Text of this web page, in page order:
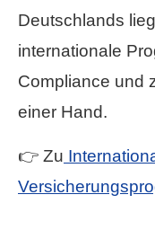
Deutschlands
internationale
Compliance und
einer Hand.
👉 Zu